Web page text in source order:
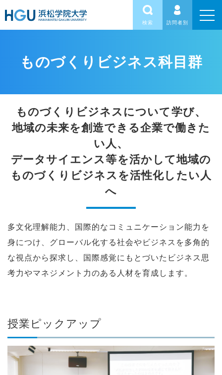
検索 訪問者別
ものづくりビジネス科目群
ものづくりビジネスについて学び、
地域の未来を創造できる企業で働きた
い人、
データサイエンス等を活かして地域の
ものづくりビジネスを活性化したい人
へ
多文化理解能力、国際的なコミュニケーション能力を
身につけ、 グローバル化する社会やビジネスを多角的
な視点から探求し、
国際感覚にもとづいたビジネス思
考力やマネジメント力のある人材を育成します。
授業ピックアップ